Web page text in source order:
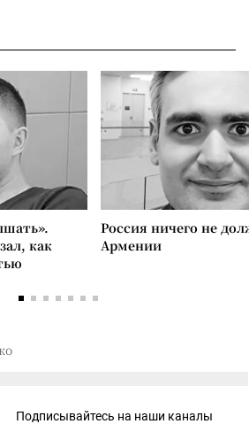
как
Россия ничего не
Армении
Подписывайтесь на наши каналы